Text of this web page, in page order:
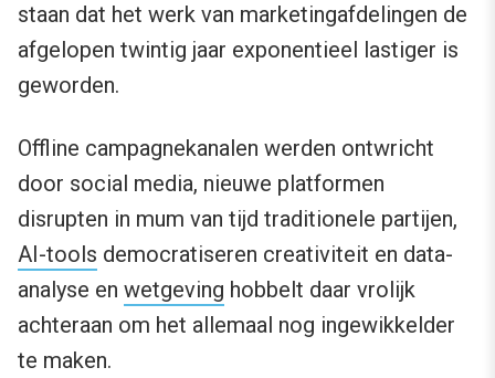
staan dat het werk van marketingafdelingen de
afgelopen twintig jaar exponentieel lastiger is
geworden.
Offline campagnekanalen werden ontwricht
door social media, nieuwe platformen
disrupten in mum van tijd traditionele partijen,
AI-tools democratiseren creativiteit en data-
analyse en wetgeving hobbelt daar vrolijk
achteraan om het allemaal nog ingewikkelder
te maken.